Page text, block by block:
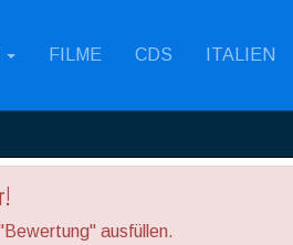
ausfüllen.
FILME CDS ITALIEN